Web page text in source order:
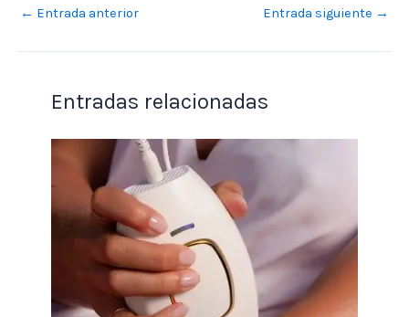
← Entrada anterior Entrada siguiente →
Entradas relacionadas